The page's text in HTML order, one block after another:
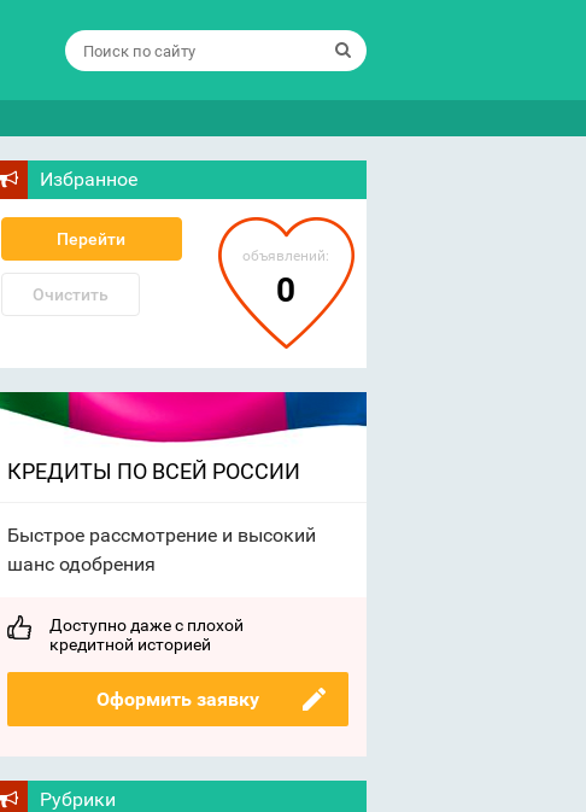
Избранное
Перейти
Очистить
объявлений:
0
КРЕДИТЫ ПО ВСЕЙ РОССИИ
Быстрое рассмотрение и высокий
шанс одобрения
Доступно даже с плохой
кредитной историей
Оформить заявку
Рубрики